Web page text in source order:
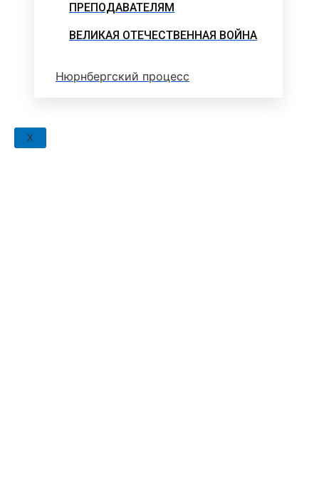
ПРЕПОДАВАТЕЛЯМ
ВЕЛИКАЯ ОТЕЧЕСТВЕННАЯ ВОЙНА
Нюрнбергский процесс
X